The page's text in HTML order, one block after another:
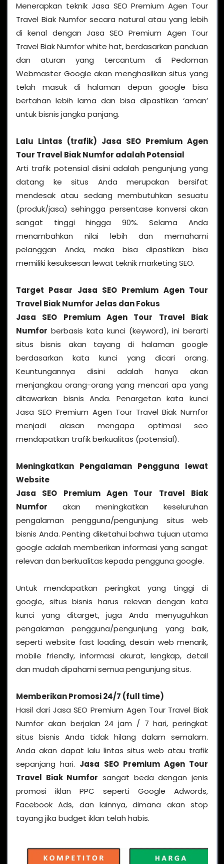
Menerapkan teknik Jasa SEO Premium Agen Tour
Travel Biak Numfor secara natural atau yang lebih
di kenal dengan Jasa SEO Premium Agen Tour
Travel Biak Numfor white hat, berdasarkan panduan
dan aturan yang tercantum di Pedoman
Webmaster Google akan menghasilkan situs yang
telah masuk di halaman depan google bisa
bertahan lebih lama dan bisa dipastikan ‘aman’
untuk bisnis jangka panjang.
Lalu Lintas (trafik) Jasa SEO Premium Agen
Tour Travel Biak Numfor adalah Potensial
Arti trafik potensial disini adalah pengunjung yang
datang ke situs Anda merupakan bersifat
mendesak atau sedang membutuhkan sesuatu
(produk/jasa) sehingga persentase konversi akan
sangat tinggi hingga 90%. Selama Anda
menambahkan nilai lebih dan memahami
pelanggan Anda, maka bisa dipastikan bisa
memiliki kesuksesan lewat teknik marketing SEO.
Target Pasar Jasa SEO Premium Agen Tour
Travel Biak Numfor Jelas dan Fokus
Jasa SEO Premium Agen Tour Travel Biak
Numfor berbasis kata kunci (keyword), ini berarti
situs bisnis akan tayang di halaman google
berdasarkan kata kunci yang dicari orang.
Keuntungannya disini adalah hanya akan
menjangkau orang-orang yang mencari apa yang
ditawarkan bisnis Anda. Penargetan kata kunci
Jasa SEO Premium Agen Tour Travel Biak Numfor
menjadi alasan mengapa optimasi seo
mendapatkan trafik berkualitas (potensial).
Meningkatkan Pengalaman Pengguna lewat
Website
Jasa SEO Premium Agen Tour Travel Biak
Numfor akan meningkatkan keseluruhan
pengalaman pengguna/pengunjung situs web
bisnis Anda. Penting diketahui bahwa tujuan utama
google adalah memberikan informasi yang sangat
relevan dan berkualitas kepada pengguna google.
Untuk mendapatkan peringkat yang tinggi di
google, situs bisnis harus relevan dengan kata
kunci yang ditarget, juga Anda menyuguhkan
pengalaman pengguna/pengunjung yang baik,
seperti website fast loading, desain web menarik,
mobile friendly, informasi akurat, lengkap, detail
dan mudah dipahami semua pengunjung situs.
Memberikan Promosi 24/7 (full time)
Hasil dari Jasa SEO Premium Agen Tour Travel Biak
Numfor akan berjalan 24 jam / 7 hari, peringkat
situs bisnis Anda tidak hilang dalam semalam.
Anda akan dapat lalu lintas situs web atau trafik
sepanjang hari. Jasa SEO Premium Agen Tour
Travel Biak Numfor sangat beda dengan jenis
promosi iklan PPC seperti Google Adwords,
Facebook Ads, dan lainnya, dimana akan stop
tayang jika budget iklan telah habis.